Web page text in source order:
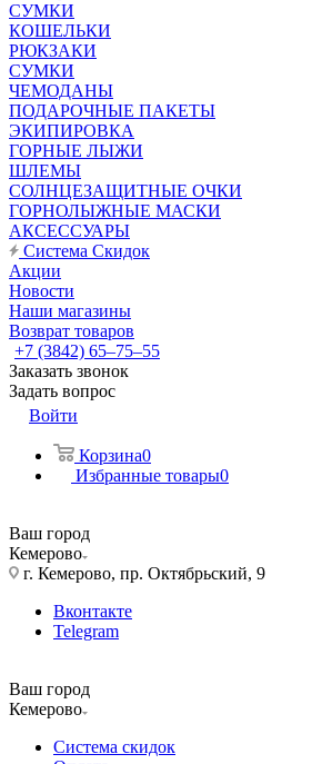
СУМКИ
КОШЕЛЬКИ
РЮКЗАКИ
СУМКИ
ЧЕМОДАНЫ
ПОДАРОЧНЫЕ ПАКЕТЫ
ЭКИПИРОВКА
ГОРНЫЕ ЛЫЖИ
ШЛЕМЫ
СОЛНЦЕЗАЩИТНЫЕ ОЧКИ
ГОРНОЛЫЖНЫЕ МАСКИ
АКСЕССУАРЫ
Система Скидок
Акции
Новости
Наши магазины
Возврат товаров
+7 (3842) 65–75–55
Заказать звонок
Задать вопрос
Войти
Корзина0
Избранные товары0
Ваш город
Кемерово
г. Кемерово, пр. Октябрьский, 9
Вконтакте
Telegram
Ваш город
Кемерово
Система скидок